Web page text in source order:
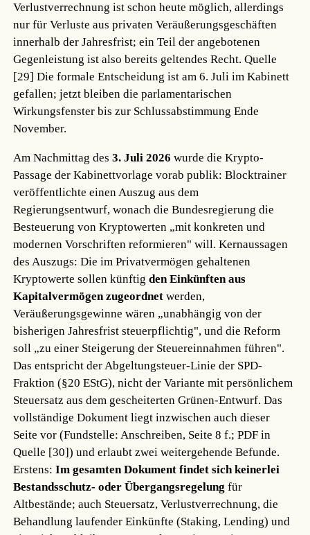
Verlustverrechnung ist schon heute möglich, allerdings
nur für Verluste aus privaten Veräußerungsgeschäften
innerhalb der Jahresfrist; ein Teil der angebotenen
Gegenleistung ist also bereits geltendes Recht.Quelle
[29] Die formale Entscheidung ist am 6. Juli im Kabinett
gefallen; jetzt bleiben die parlamentarischen
Wirkungsfenster bis zur Schlussabstimmung Ende
November.
Am Nachmittag des3. Juli 2026 wurde die Krypto-
Passage der Kabinettvorlage vorab publik: Blocktrainer
veröffentlichte einen Auszug aus dem
Regierungsentwurf, wonach die Bundesregierung die
Besteuerung von Kryptowerten „mit konkreten und
modernen Vorschriften reformieren" will. Kernaussagen
des Auszugs: Die im Privatvermögen gehaltenen
Kryptowerte sollen künftigden Einkünften aus
Kapitalvermögen zugeordnet werden,
Veräußerungsgewinne wären „unabhängig von der
bisherigen Jahresfrist steuerpflichtig", und die Reform
soll „zu einer Steigerung der Steuereinnahmen führen".
Das entspricht der Abgeltungsteuer-Linie der SPD-
Fraktion (§20 EStG), nicht der Variante mit persönlichem
Steuersatz aus dem gescheiterten Grünen-Entwurf. Das
vollständige Dokument liegt inzwischen auch dieser
Seite vor (Fundstelle: Anschreiben, Seite 8 f.; PDF in
Quelle [30]) und erlaubt zwei weitergehende Befunde.
Erstens:Im gesamten Dokument findet sich keinerlei
Bestandsschutz- oder Übergangsregelung für
Altbestände; auch Steuersatz, Verlustverrechnung, die
Behandlung laufender Einkünfte (Staking, Lending) und